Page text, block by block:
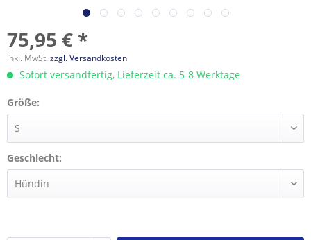
75,95 € *
inkl. MwSt. zzgl. Versandkosten
Sofort versandfertig, Lieferzeit ca. 5-8 Werktage
Größe:
Geschlecht: